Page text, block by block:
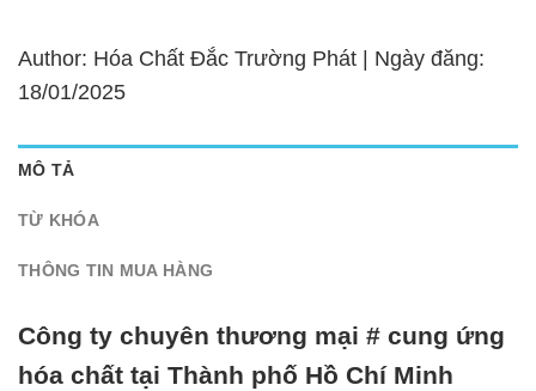
Author: Hóa Chất Đắc Trường Phát | Ngày đăng:
18/01/2025
MÔ TẢ
TỪ KHÓA
THÔNG TIN MUA HÀNG
Công ty chuyên thương mại # cung ứng
hóa chất tại Thành phố Hồ Chí Minh